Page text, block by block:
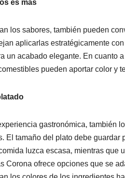
es más
los sabores, también pueden
aplicarlas estratégicamente
un acabado elegante. En cuanto
pueden aportar color y
gastronómica, también
El tamaño del plato debe
luzca escasa, mientras que
Corona ofrece opciones que se